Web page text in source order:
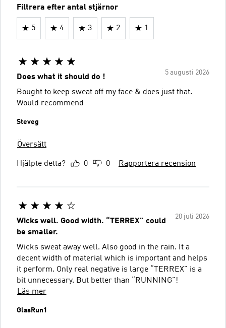
Filtrera efter antal stjärnor
5 4 3 2 1
5 augusti 2026
Does what it should do !
Bought to keep sweat off my face & does just that.
Would recommend
Steveg
Översätt
Hjälpte detta? 0 0 Rapportera recension
20 juli 2026
Wicks well. Good width. “TERREX” could
be smaller.
Wicks sweat away well. Also good in the rain. It a
decent width of material which is important and helps
it perform. Only real negative is large “TERREX” is a
bit unnecessary. But better than “RUNNING”!
Läs mer
GlasRun1